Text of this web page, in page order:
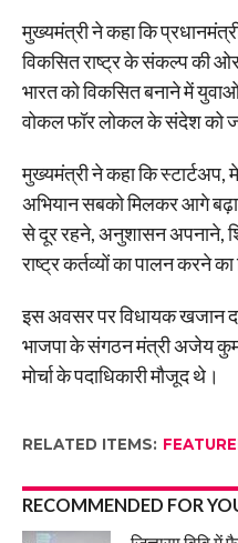
मुख्यमंत्री ने कहा कि
विकसित राष्ट्र के संकल्प की
भारत को विकसित बनाने में युवाओं
वोकल फॉर लोकल के संदेश को
मुख्यमंत्री ने कहा कि स्टार्टअप,
अभियान सबको मिलकर आगे
से दूर रहने, अनुशासन अपनाने,
राष्ट्र कर्तव्यों का पालन करने
इस अवसर पर विधायक खजान
भाजपा के संगठन मंत्री अजेय कुमार
मोर्चा के पदाधिकारी मौजूद थे।
RELATED ITEMS:
RECOMMENDED FOR